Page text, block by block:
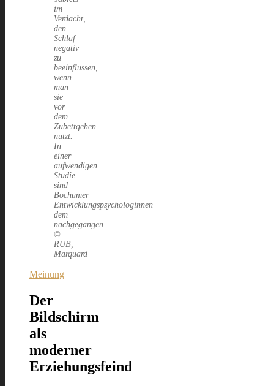
im
Verdacht,
den
Schlaf
negativ
zu
beeinflussen,
wenn
man
sie
vor
dem
Zubettgehen
nutzt.
In
einer
aufwendigen
Studie
sind
Bochumer
Entwicklungspsychologinnen
dem
nachgegangen.
©
RUB,
Marquard
Meinung
Der
Bildschirm
als
moderner
Erziehungsfeind